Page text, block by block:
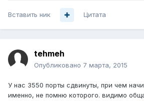
Вставить ник Цитата
tehmeh
Опубликовано 7 марта, 2015
У нас 3550 порты сдвинуты, при чем
именно, не помню которого. видимо